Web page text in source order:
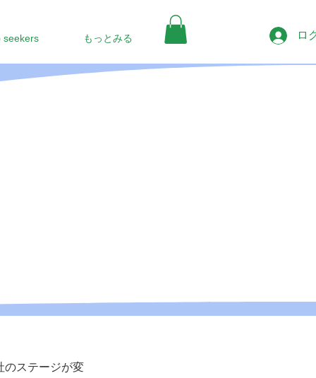
seekers もっとみる ロ
のステージが変